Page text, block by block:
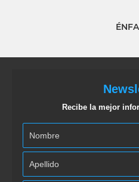
Recibe la mejor